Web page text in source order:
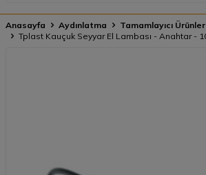
Anasayfa Aydınlatma Tamamlayıcı Ürünler
Tplast Kauçuk Seyyar El Lambası - Anahtar -